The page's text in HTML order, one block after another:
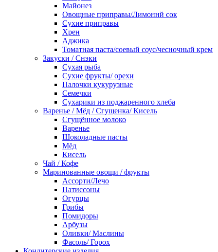
Майонез
Овощные приправы/Лимоннй сок
Сухие приправы
Хрен
Аджика
Томатная паста/соевый соус/чесночный крем
Закуски / Снэки
Сухая рыба
Сухие фрукты/ орехи
Палочки кукурузные
Семечки
Сухарики из поджаренного хлеба
Варенье / Мёд / Сгущенка/ Кисель
Сгущённое молоко
Варенье
Шоколадные пасты
Мёд
Кисель
Чай / Кофе
Маринованные овощи / фрукты
Ассорти/Лечо
Патиссоны
Огурцы
Грибы
Помидоры
Арбузы
Оливки/ Маслины
Фасоль/ Горох